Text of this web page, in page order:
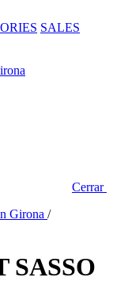
SALES
Cerrar
Girona /
SASSO